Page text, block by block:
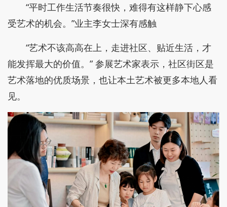
“平时工作生活节奏很快，难得有这样静下心感
受艺术的机会。”业主李女士深有感触
“艺术不该高高在上，走进社区、贴近生活，才
能发挥最大的价值。” 参展艺术家表示，社区街区是
艺术落地的优质场景，也让本土艺术被更多本地人看
见。